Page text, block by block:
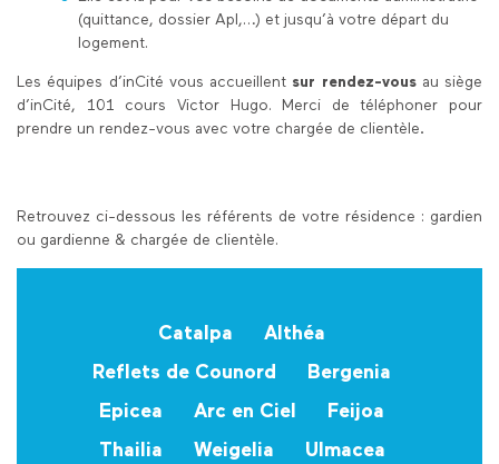
(quittance, dossier Apl,…) et jusqu’à votre départ du
logement.
Les équipes d’inCité vous accueillent sur rendez-vous au siège
d’inCité, 101 cours Victor Hugo. Merci de téléphoner pour
prendre un rendez-vous avec votre chargée de clientèle.
Retrouvez ci-dessous les référents de votre résidence : gardien
ou gardienne & chargée de clientèle.
Catalpa
Althéa
Reflets de Counord
Bergenia
Epicea
Arc en Ciel
Feijoa
Thailia
Weigelia
Ulmacea